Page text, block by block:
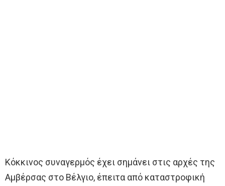
Κόκκινος συναγερμός έχει σημάνει στις αρχές της
Αμβέρσας στο Βέλγιο, έπειτα από καταστροφική